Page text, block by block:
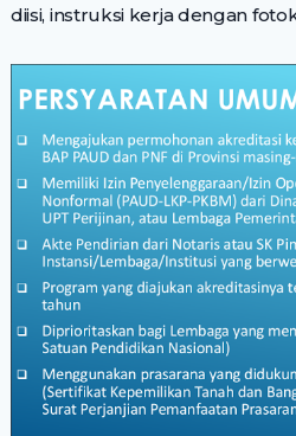
diisi, instruksi kerja dengan